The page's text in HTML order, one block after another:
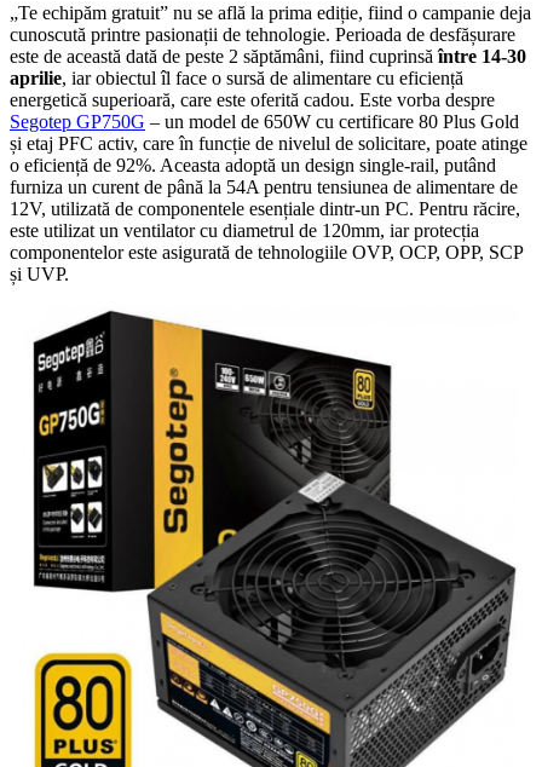
„Te echipăm gratuit” nu se află la prima ediție, fiind o campanie deja
cunoscută printre pasionații de tehnologie. Perioada de desfășurare
este de această dată de peste 2 săptămâni, fiind cuprinsăîntre 14-30
aprilie, iar obiectul îl face o sursă de alimentare cu eficiență
energetică superioară, care este oferită cadou. Este vorba despre
Segotep GP750G – un model de 650W cu certificare 80 Plus Gold
și etaj PFC activ, care în funcție de nivelul de solicitare, poate atinge
o eficiență de 92%. Aceasta adoptă un design single-rail, putând
furniza un curent de până la 54A pentru tensiunea de alimentare de
12V, utilizată de componentele esențiale dintr-un PC. Pentru răcire,
este utilizat un ventilator cu diametrul de 120mm, iar protecția
componentelor este asigurată de tehnologiile OVP, OCP, OPP, SCP
și UVP.